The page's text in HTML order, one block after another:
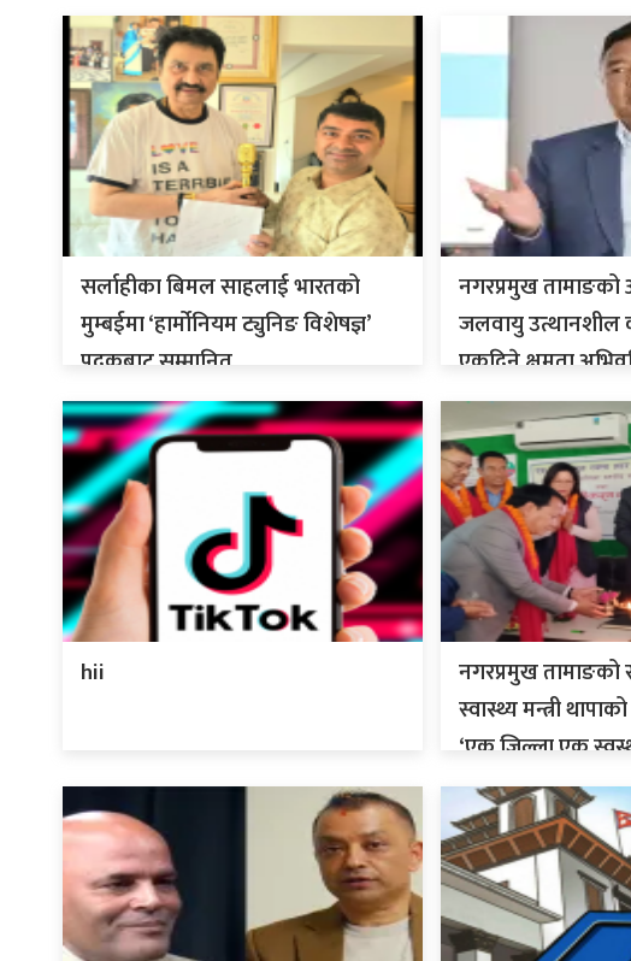
सर्लाहीका बिमल साहलाई भारतको
मुम्बईमा ‘हार्मोनियम ट्युनिङ विशेषज्ञ’
पदकबाट सम्मानित
नगरप्रमुख तामाङको
जलवायु उत्थानशील
एकदिने क्षमता
hii
नगरप्रमुख तामाङको
स्वास्थ्य मन्त्री
‘एक जिल्ला एक
शुभारम्भ